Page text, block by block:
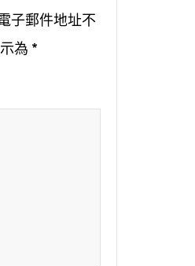
子郵件地址不
為 *